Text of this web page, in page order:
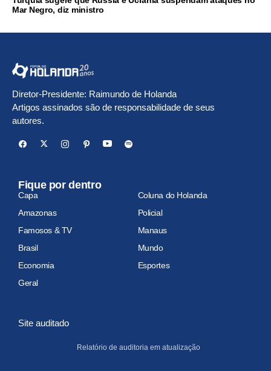
Mar Negro, diz ministro
Diretor-Presidente: Raimundo de Holanda
Artigos assinados são de responsabilidade de seus
autores.
Fique por dentro
Capa
Coluna do Holanda
Amazonas
Policial
Famosos & TV
Manaus
Brasil
Mundo
Economia
Esportes
Geral
Site auditado
Relatório de auditoria em atualização